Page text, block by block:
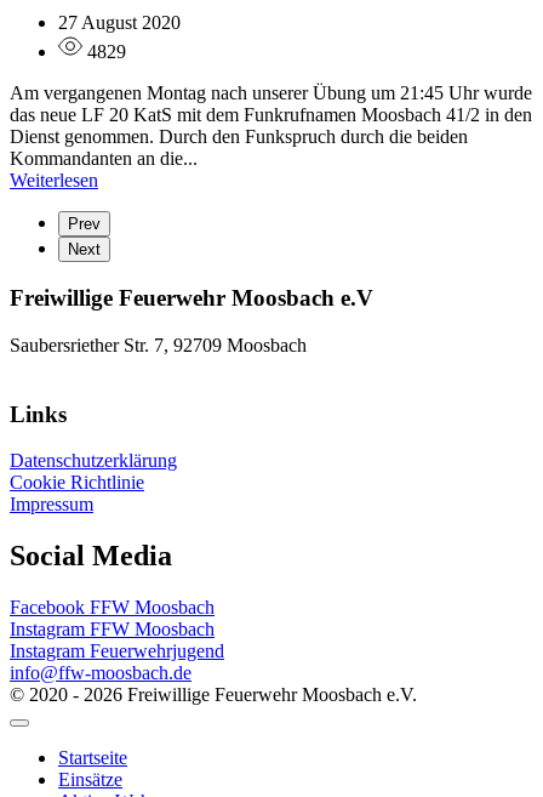
27 August 2020
4829
Am vergangenen Montag nach unserer Übung um 21:45 Uhr wurde
das neue LF 20 KatS mit dem Funkrufnamen Moosbach 41/2 in den
Dienst genommen. Durch den Funkspruch durch die beiden
Kommandanten an die...
Weiterlesen
Prev
Next
Freiwillige Feuerwehr Moosbach e.V
Saubersriether Str. 7, 92709 Moosbach
Links
Datenschutzerklärung
Cookie Richtlinie
Impressum
Social Media
Facebook FFW Moosbach
Instagram FFW Moosbach
Instagram Feuerwehrjugend
info@ffw-moosbach.de
© 2020 - 2026 Freiwillige Feuerwehr Moosbach e.V.
Startseite
Einsätze